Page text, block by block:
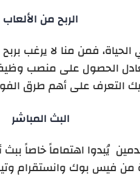
الربح من الألعاب
فمن منا لا يرغب
تعادل الحصول على منصب
التعرف على أهم طرق الفوز
البث المباشر
يُبدوا اهتماماً خاصاً ببث
من فيس بوك وانستقرام